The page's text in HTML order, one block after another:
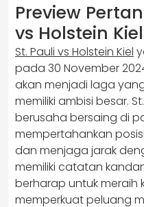
Preview
vs Holstein Kiel
St. Pauli vs Holstein Kiel
pada 30 November
akan menjadi laga
memiliki ambisi besar.
berusaha bersaing di
mempertahankan
dan menjaga jarak
memiliki catatan
berharap untuk meraih
memperkuat peluang